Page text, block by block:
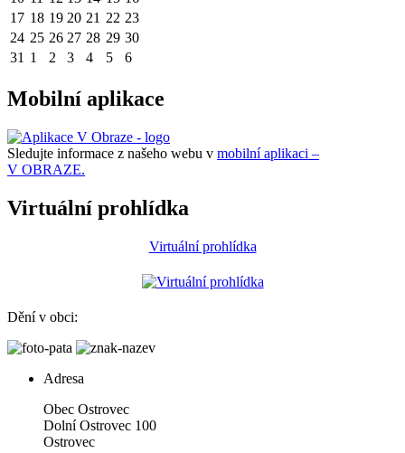
17 18 19 20 21 22 23
24 25 26 27 28 29 30
31 1 2 3 4 5 6
Mobilní aplikace
Sledujte informace z našeho webu v mobilní aplikaci –
V OBRAZE.
Virtuální prohlídka
Virtuální prohlídka
Dění v obci:
Adresa
Obec Ostrovec
Dolní Ostrovec 100
Ostrovec